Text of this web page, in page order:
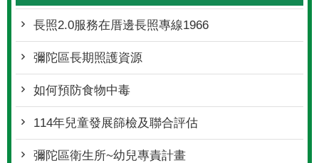
長照2.0服務在厝邊長照專線1966
彌陀區長期照護資源
如何預防食物中毒
114年兒童發展篩檢及聯合評估
彌陀區衛生所~幼兒專責計畫